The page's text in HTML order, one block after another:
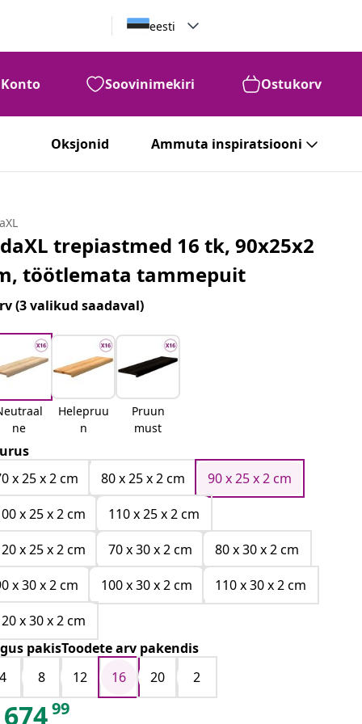
eesti
Konto Soovinimekiri Ostukorv
Oksjonid Ammuta inspiratsiooni
trepiastmed 16 tk, 90x25x2
töötlemata tammepuit
(3 valikud saadaval)
ne
Helepruu
n
Pruun
must
x 25 x 2 cm
80 x 25 x 2 cm
90 x 25 x 2 cm
x 25 x 2 cm
110 x 25 x 2 cm
x 25 x 2 cm
70 x 30 x 2 cm
80 x 30 x 2 cm
x 30 x 2 cm
100 x 30 x 2 cm
110 x 30 x 2 cm
x 30 x 2 cm
pakisToodete arv pakendis
8 12 16 20 2
67499